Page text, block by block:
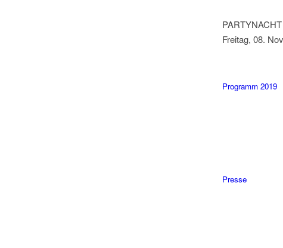
Freitag, 08.
Programm 2019
Presse